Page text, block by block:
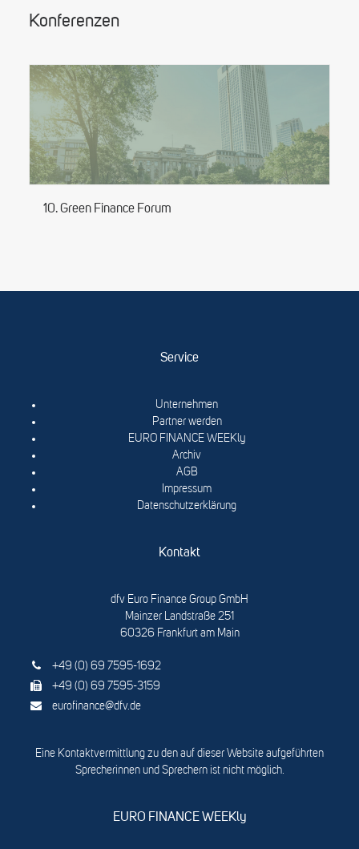
Konferenzen
10. Green Finance Forum
Service
Unternehmen
Partner werden
EURO FINANCE WEEKly
Archiv
AGB
Impressum
Datenschutzerklärung
Kontakt
dfv Euro Finance Group GmbH
Mainzer Landstraße 251
60326 Frankfurt am Main
+49 (0) 69 7595-1692
+49 (0) 69 7595-3159
eurofinance@dfv.de
Eine Kontaktvermittlung zu den auf dieser Website aufgeführten
Sprecherinnen und Sprechern ist nicht möglich.
EURO FINANCE WEEKly